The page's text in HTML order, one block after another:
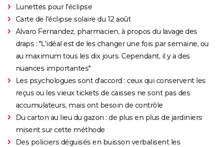
Lunettes pour l'éclipse
Carte de l'éclipse solaire du 12 août
Alvaro Fernandez, pharmacien, à propos du lavage des
draps : "L'idéal est de les changer une fois par semaine, ou
au maximum tous les dix jours. Cependant, il y a des
nuances importantes"
Les psychologues sont d'accord : ceux qui conservent les
reçus ou les vieux tickets de caisses ne sont pas des
accumulateurs, mais ont besoin de contrôle
Du carton au lieu du gazon : de plus en plus de jardiniers
misent sur cette méthode
Des policiers déguisés en buisson verbalisent les